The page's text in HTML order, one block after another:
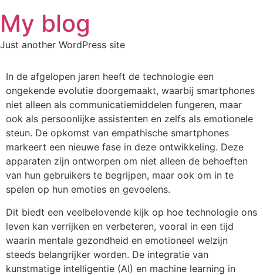
to
content
My blog
Just another WordPress site
In de afgelopen jaren heeft de technologie een
ongekende evolutie doorgemaakt, waarbij smartphones
niet alleen als communicatiemiddelen fungeren, maar
ook als persoonlijke assistenten en zelfs als emotionele
steun. De opkomst van empathische smartphones
markeert een nieuwe fase in deze ontwikkeling. Deze
apparaten zijn ontworpen om niet alleen de behoeften
van hun gebruikers te begrijpen, maar ook om in te
spelen op hun emoties en gevoelens.
Dit biedt een veelbelovende kijk op hoe technologie ons
leven kan verrijken en verbeteren, vooral in een tijd
waarin mentale gezondheid en emotioneel welzijn
steeds belangrijker worden. De integratie van
kunstmatige intelligentie (AI) en machine learning in